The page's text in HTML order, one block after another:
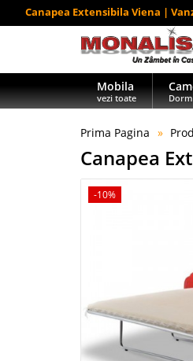
Canapea Extensibila Viena |
Mobila
vezi toate
Prima Pagina
Canapea
-10%